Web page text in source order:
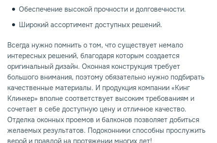
Обеспечение высокой прочности и долговечности.
Широкий ассортимент доступных решений.
Всегда нужно помнить о том, что существует немало
интересных решений, благодаря которым создается
оригинальный дизайн. Оконная конструкция требует
большого внимания, поэтому обязательно нужно подбирать
качественные материалы. И продукция компании «Кинг
Клинкер» вполне соответствует высоким требованиям и
сочетает в себе доступную цену и отличное качество.
Отделка оконных проемов и балконов позволяет добиться
желаемых результатов. Подоконники способны прослужить